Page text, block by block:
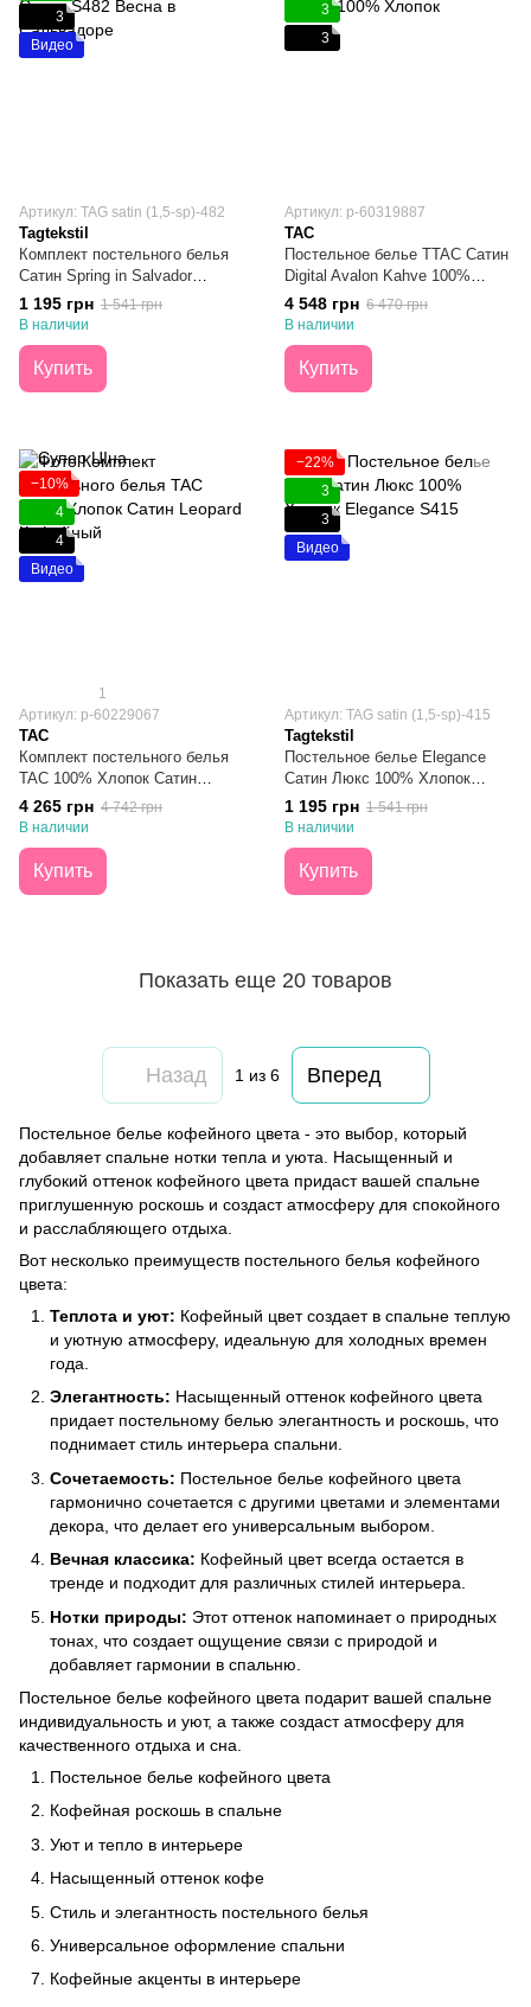
3
Видео
Артикул: TAG satin (1,5-sp)-482
Tagtekstil
Комплект постельного белья
Сатин Spring in Salvador
Полуторный
1 195 грн 1 541 грн
В наличии
Купить
3
3
Артикул: p-60319887
TAC
Постельное белье TTAC Сатин
Digital Avalon Kahve 100%
Хлопок Евро
4 548 грн 6 470 грн
В наличии
Купить
−10%
4
4
Видео
1
Артикул: р-60229067
TAC
Комплект постельного белья
TAC 100% Хлопок Сатин
Leopard Кофейный Евро
4 265 грн 4 742 грн
В наличии
Купить
−22%
3
3
Видео
Артикул: TAG satin (1,5-sp)-415
Tagtekstil
Постельное белье Elegance
Сатин Люкс 100% Хлопок
Полуторное
1 195 грн 1 541 грн
В наличии
Купить
Показать еще 20 товаров
Назад 1 из 6 Вперед
Постельное белье кофейного цвета - это выбор, который
добавляет спальне нотки тепла и уюта. Насыщенный и
глубокий оттенок кофейного цвета придаст вашей спальне
приглушенную роскошь и создаст атмосферу для спокойного
и расслабляющего отдыха.
Вот несколько преимуществ постельного белья кофейного
цвета:
Теплота и уют: Кофейный цвет создает в спальне теплую
и уютную атмосферу, идеальную для холодных времен
года.
Элегантность: Насыщенный оттенок кофейного цвета
придает постельному белью элегантность и роскошь, что
поднимает стиль интерьера спальни.
Сочетаемость: Постельное белье кофейного цвета
гармонично сочетается с другими цветами и элементами
декора, что делает его универсальным выбором.
Вечная классика: Кофейный цвет всегда остается в
тренде и подходит для различных стилей интерьера.
Нотки природы: Этот оттенок напоминает о природных
тонах, что создает ощущение связи с природой и
добавляет гармонии в спальню.
Постельное белье кофейного цвета подарит вашей спальне
индивидуальность и уют, а также создаст атмосферу для
качественного отдыха и сна.
Постельное белье кофейного цвета
Кофейная роскошь в спальне
Уют и тепло в интерьере
Насыщенный оттенок кофе
Стиль и элегантность постельного белья
Универсальное оформление спальни
Кофейные акценты в интерьере